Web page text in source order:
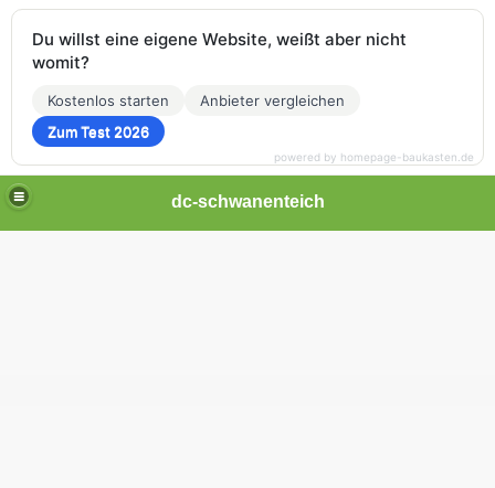
dc-schwanenteich
Du willst eine eigene Website, weißt aber nicht
womit?
Kostenlos starten
Anbieter vergleichen
Zum Test 2026
powered by homepage-baukasten.de